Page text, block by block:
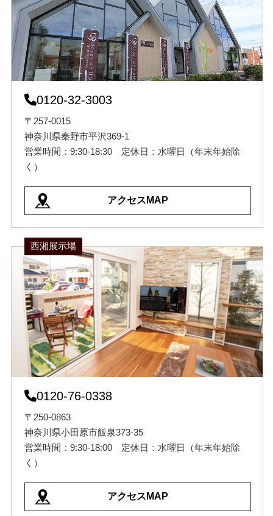
0120-32-3003
〒257-0015
神奈川県秦野市平沢369-1
営業時間：9:30-18:30 定休日：水曜日（年末年始除
く）
アクセスMAP
西湘展示場
0120-76-0338
〒250-0863
神奈川県小田原市飯泉373-35
営業時間：9:30-18:00 定休日：水曜日（年末年始除
く）
アクセスMAP